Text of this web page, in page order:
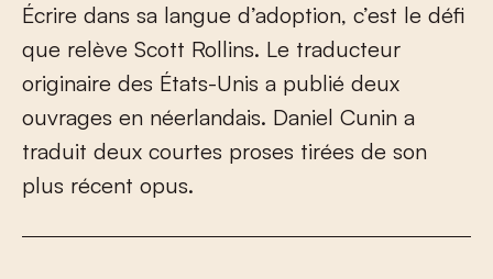
Écrire dans sa langue d’adoption, c’est le déf
que relève Scott Rollins. Le traducteur
originaire des États-Unis a publié deux
ouvrages en néerlandais. Daniel Cunin a
traduit deux courtes proses tirées de son
plus récent opus.